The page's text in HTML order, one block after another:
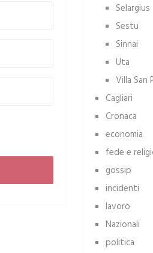
Selargius
Sestu
Sinnai
Uta
Villa San
Cagliari
Cronaca
economia
fede e
gossip
incidenti
lavoro
Nazionali
politica